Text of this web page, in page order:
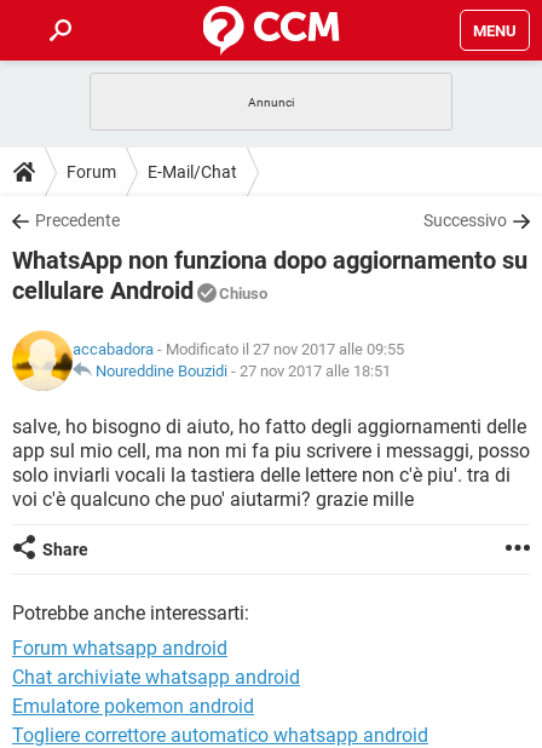
MENU
INTRATTENIMENTO
iOS
INSTAGRAM WHATSAPP
TIKTOK
HARDWARE
GUIDE
COVID-19
iOS
TIKTOK FACEBOOK
DOWNLOAD
COVID-19 GAMING
INTRATTENIMENTO
iOS WINDOWS 10
INSTAGRAM
TIKTOK FACEBOOK
HARDWARE
FORUM
INTRATTENIMENTO ANDROID
INSTAGRAM WHATSAPP
TIKTOK FACEBOOK
GLOSSARIO
COVID-19
INTRATTENIMENTO ANDROID
iOS WINDOWS 10
INSTAGRAM WHATSAPP
TIKTOK
Forum E-Mail/Chat
Precedente Successivo
WhatsApp non funziona dopo aggiornamento su
cellulare Android
Chiuso
accabadora - Modificato il 27 nov 2017 alle 09:55
Noureddine Bouzidi - 27 nov 2017 alle 18:51
salve, ho bisogno di aiuto, ho fatto degli aggiornamenti delle
app sul mio cell, ma non mi fa piu scrivere i messaggi, posso
solo inviarli vocali la tastiera delle lettere non c'è piu'. tra di
voi c'è qualcuno che puo' aiutarmi? grazie mille
Share
Potrebbe anche interessarti:
Forum whatsapp android
Chat archiviate whatsapp android
Emulatore pokemon android
Togliere correttore automatico whatsapp android